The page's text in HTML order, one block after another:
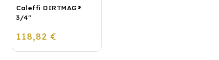
Caleffi DIRTMAG®
3/4"
118,82 €